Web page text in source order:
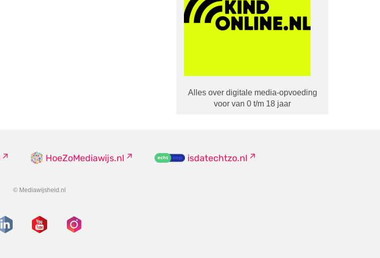
Alles over digitale media-opvoeding
voor van 0 t/m 18 jaar
HoeZoMediawijs.nl isdatechtzo.nl
© Mediawijsheid.nl